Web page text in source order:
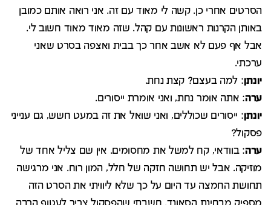
הסרטים אחרי כן. קשה לי מאוד עם זה. אני רואה אותם כמובן
באותן הקרנות ראשונות עם קהל. שזה מאוד מאוד חשוב לי.
אבל אף פעם לא אשב אחר כך בבית ואצפה בסרט שאני
ערכתי.
יונתן: למה בעצם? קצת נחת.
ערה: אתה אומר נחת, ואני אומרת ייסורים.
יונתן: ייסורים שכוללים, ואני שואל את זה במעט חשש, גם ענייני
פסקול?
ערה: בוודאי, קח למשל את מחסומים. אין שם צליל אחד של
מוזיקה. אבל יש תחושה חזקה של חלל, המון רוח. אני מרגישה
תחושת החמצה עד היום על כך שלא ליוויתי את הסרט הזה